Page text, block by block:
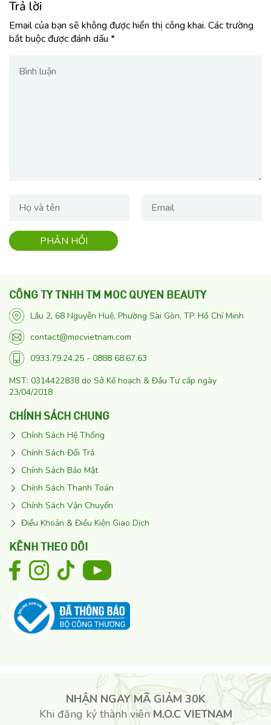
Trả lời
Email của bạn sẽ không được hiển thị công khai. Các trường
bắt buộc được đánh dấu *
CÔNG TY TNHH TM MOC QUYEN BEAUTY
Lầu 2, 68 Nguyễn Huệ, Phường Sài Gòn, TP. Hồ Chí Minh
contact@mocvietnam.com
0933.79.24.25 - 0888 68.67.63
MST: 0314422838 do Sở Kế hoạch & Đầu Tư cấp ngày
23/04/2018
CHÍNH SÁCH CHUNG
Chính Sách Hệ Thống
Chính Sách Đổi Trả
Chính Sách Bảo Mật
Chính Sách Thanh Toán
Chính Sách Vận Chuyển
Điều Khoản & Điều Kiện Giao Dịch
KÊNH THEO DÕI
NHẬN NGAY MÃ GIẢM 30K
Khi đăng ký thành viênM.O.C VIETNAM